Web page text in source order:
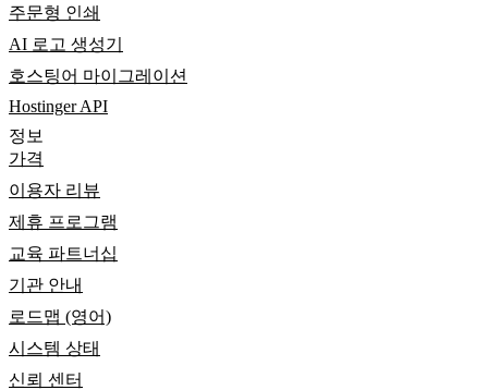
주문형 인쇄
AI 로고 생성기
호스팅어 마이그레이션
Hostinger API
정보
가격
이용자 리뷰
제휴 프로그램
교육 파트너십
기관 안내
로드맵 (영어)
시스템 상태
신뢰 센터